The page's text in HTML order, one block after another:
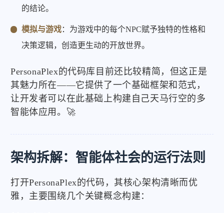
的结论。
模拟与游戏：为游戏中的每个NPC赋予独特的性格和
决策逻辑，创造更生动的开放世界。
PersonaPlex的代码库目前还比较精简，但这正是
其魅力所在——它提供了一个基础框架和范式，
让开发者可以在此基础上构建自己天马行空的多
智能体应用。🚀
架构拆解：智能体社会的运行法则
打开PersonaPlex的代码，其核心架构清晰而优
雅，主要围绕几个关键概念构建：